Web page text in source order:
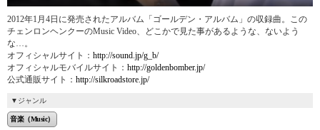
2012年1月4日に発売されたアルバム「ゴールデン・アルバム」の収録曲。この
チェンロンヘンクーのMusic Video、どこかで見た事があるような、ないよう
な…。
オフィシャルサイト： http://sound.jp/g_b/
オフィシャルモバイルサイト： http://goldenbomber.jp/
公式通販サイト： http://silkroadstore.jp/
ジャンル
音楽（Music）